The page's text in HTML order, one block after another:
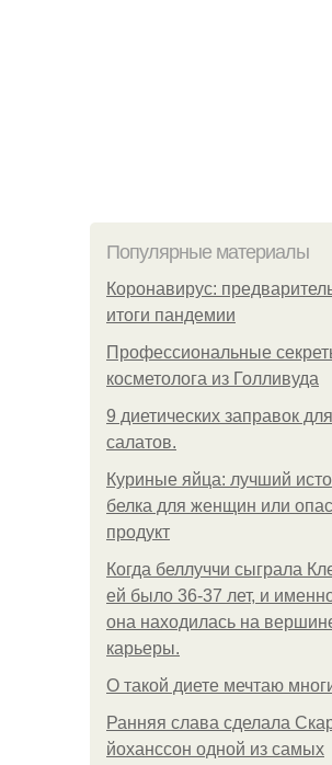
Популярные материалы
Коронавирус:
итоги пандемии
Профессиональные
косметолога из Голливуда
9 диетических заправок для
салатов.
Куриные яйца: лучший
белка для женщин или
продукт
Когда беллуччи сыграла
ей было 36-37 лет, и
она находилась на
карьеры.
О такой диете мечтаю
Ранняя слава сделала
йоханссон одной из самых